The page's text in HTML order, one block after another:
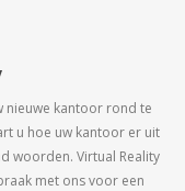
nieuwe kantoor rond te
u hoe uw kantoor er uit
woorden. Virtual Reality
met ons voor een